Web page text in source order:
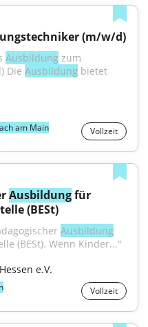
(m/w/d)
Ausbildung zum
Die Ausbildung bietet
am Main Vollzeit
Ausbildung für
(BESt)
Ausbildung
(BESt). Wenn Kinder..."
e.V.
Vollzeit